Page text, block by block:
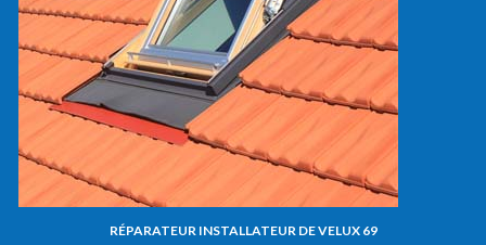
RÉPARATEUR INSTALLATEUR DE VELUX 69